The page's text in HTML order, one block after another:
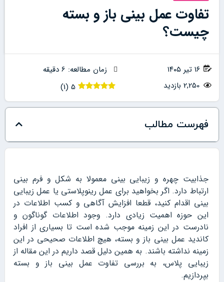
تفاوت عمل بینی باز و بسته
چیست؟
۱۶ تیر ۱۴۰۵
زمان مطالعه: 6 دقیقه
2,250 بازدید
5
(
1
)
فهرست مطالب
جذابیت چهره و زیبایی بینی معمولا به شکل و فرم بینی
ارتباط دارد. اگر بخواهید برای عمل رینوپلاستی یا عمل زیبایی
بینی اقدام کنید، قطعا افزایش آگاهی و کسب اطلاعات در
این حوزه اهمیت زیادی دارد. وجود اطلاعات گوناگون و
نادرست در این زمینه موجب شده است تا بسیاری از افراد
کاندید عمل بینی باز و بسته، هیچ اطلاعات صحیحی در این
زمینه نداشته باشند. به همین دلیل قصد داریم در این مقاله از
زیبایی پلاس، به بررسی تفاوت عمل بینی باز و بسته
بپردازیم.